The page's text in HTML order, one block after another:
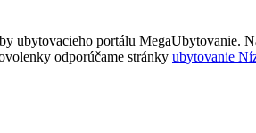
ubytovacieho portálu MegaUbytovanie.
odporúčame stránky ubytovanie